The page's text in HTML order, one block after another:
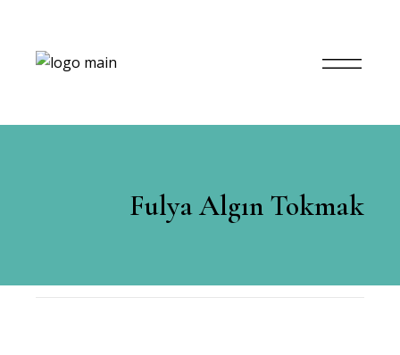
Fulya Algın Tokmak